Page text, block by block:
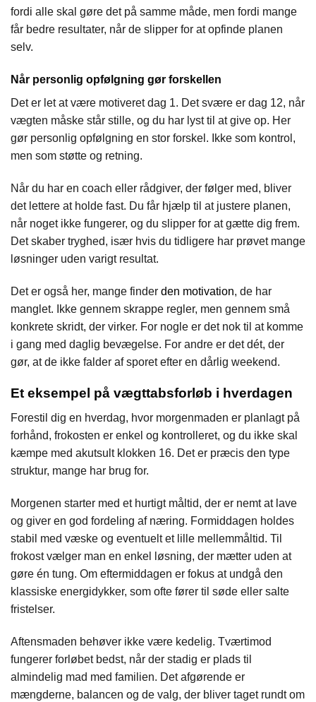
fordi alle skal gøre det på samme måde, men fordi mange
får bedre resultater, når de slipper for at opfinde planen
selv.
Når personlig opfølgning gør forskellen
Det er let at være motiveret dag 1. Det svære er dag 12, når
vægten måske står stille, og du har lyst til at give op. Her
gør personlig opfølgning en stor forskel. Ikke som kontrol,
men som støtte og retning.
Når du har en coach eller rådgiver, der følger med, bliver
det lettere at holde fast. Du får hjælp til at justere planen,
når noget ikke fungerer, og du slipper for at gætte dig frem.
Det skaber tryghed, især hvis du tidligere har prøvet mange
løsninger uden varigt resultat.
Det er også her, mange finder den motivation, de har
manglet. Ikke gennem skrappe regler, men gennem små
konkrete skridt, der virker. For nogle er det nok til at komme
i gang med daglig bevægelse. For andre er det dét, der
gør, at de ikke falder af sporet efter en dårlig weekend.
Et eksempel på vægttabsforløb i hverdagen
Forestil dig en hverdag, hvor morgenmaden er planlagt på
forhånd, frokosten er enkel og kontrolleret, og du ikke skal
kæmpe med akutsult klokken 16. Det er præcis den type
struktur, mange har brug for.
Morgenen starter med et hurtigt måltid, der er nemt at lave
og giver en god fordeling af næring. Formiddagen holdes
stabil med væske og eventuelt et lille mellemmåltid. Til
frokost vælger man en enkel løsning, der mætter uden at
gøre én tung. Om eftermiddagen er fokus at undgå den
klassiske energidykker, som ofte fører til søde eller salte
fristelser.
Aftensmaden behøver ikke være kedelig. Tværtimod
fungerer forløbet bedst, når der stadig er plads til
almindelig mad med familien. Det afgørende er
mængderne, balancen og de valg, der bliver taget rundt om